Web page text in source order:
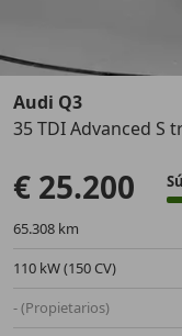
Anterior
Audi Q3
35 TDI Advanced S
€ 25.200
65.308 km
110 kW (150 CV)
- (Propietarios)